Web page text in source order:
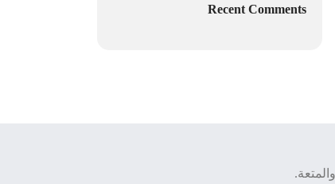
Recent Comments